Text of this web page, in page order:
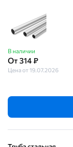
В наличии
От 314 ₽
Цена от 19.07.2026